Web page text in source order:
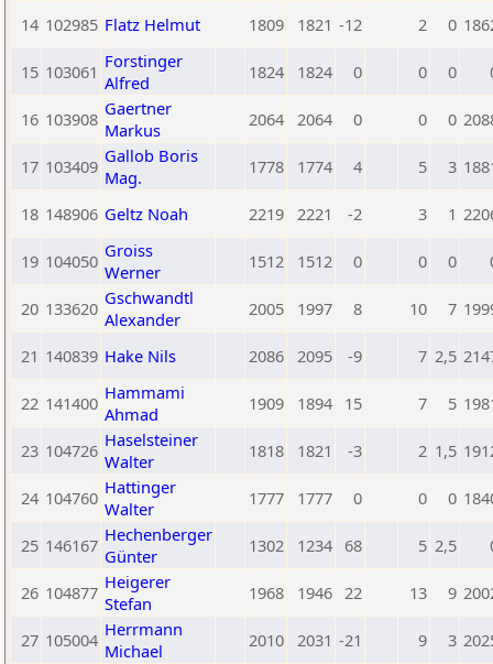
14 102985 Flatz Helmut 1809 1821 -12 2 0
15 103061 Forstinger
Alfred
1824 1824 0 0 0
16 103908 Gaertner
Markus
2064 2064 0 0 0
17 103409 Gallob Boris
Mag.
1778 1774 4 5 3
18 148906 Geltz Noah 2219 2221 -2 3 1
19 104050 Groiss
Werner
1512 1512 0 0 0
20 133620 Gschwandtl
Alexander
2005 1997 8 10 7
21 140839 Hake Nils 2086 2095 -9 7 2,5
22 141400 Hammami
Ahmad
1909 1894 15 7 5
23 104726 Haselsteiner
Walter
1818 1821 -3 2 1,5
24 104760 Hattinger
Walter
1777 1777 0 0 0
25 146167 Hechenberger
Günter
1302 1234 68 5 2,5
26 104877 Heigerer
Stefan
1968 1946 22 13 9
27 105004 Herrmann
Michael
2010 2031 -21 9 3